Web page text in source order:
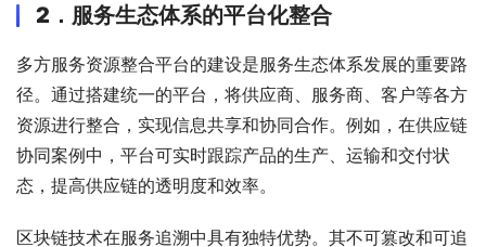
2． 服务生态体系的平台化整合
多方服务资源整合平台的建设是服务生态体系发展的重要路
径。通过搭建统一的平台，将供应商、服务商、客户等各方
资源进行整合，实现信息共享和协同合作。例如，在供应链
协同案例中，平台可实时跟踪产品的生产、运输和交付状
态，提高供应链的透明度和效率。
区块链技术在服务追溯中具有独特优势。其不可篡改和可追